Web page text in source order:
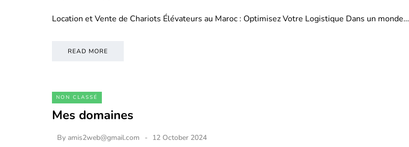
Location et Vente de Chariots Élévateurs au Maroc : Optimisez Votre Logistique Dans un monde…
READ MORE
NON CLASSÉ
Mes domaines
By amis2web@gmail.com 12 October 2024